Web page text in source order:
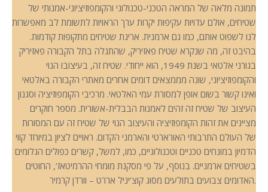
תמונה מלאה של המראה הטכני-טכנולוגי והקומפוזיציוני-אמנותי של
שטיחים, אולם עדויות עקיפות יקרות ערך הראויות לתשומת לב מאפשרות
לנו לשפוט אותם, כמו גם ארמנית. אריגת שטיחים מתקופות קודמות.
בהיבט זה, מה שנקרא שטיח פאזיריק, שהתגלה בתל הקבורה פאזיריק
בגורני אלטאי בשנת 1949, הוא ייחודי. שטיח זה, בעיצובו הנוי
והקומפוזיציוני, שונה מממצאים דומים אחרים מאתרי הקבורה באלטאי
ואינו קשור בשום אופן למסורת עמי האלטאי. מרכיבי הקומפוזיציה וסגנון
העיצוב של שטיח זה זהים לאמנות הבבלית-אשורית. מספר חוקרים
מציינים את זהות הקומפוזיציה והעיצוב הנוי של שטיח זה עם המסורות
של העולם התרבותי האורארטי והארמני הקדום. ראויים לציון במיוחד קווי
הדמיון במונחים טכניים וטכנולוגיים, כמו, למשל, קשרים כפולים הגלומים
בשטיחים ארמניים. בנוסף, על פי מסקנת מומחי ההרמיטאז’, החוטים
האדומים צבועים בתולעים מסוג קוצ’יניל אררט – וורדן קרמיר.